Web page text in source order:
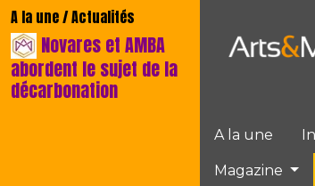
A la une / Actualités
Novares et AMBA
abordent le sujet de la
décarbonation
A la une
Magazine